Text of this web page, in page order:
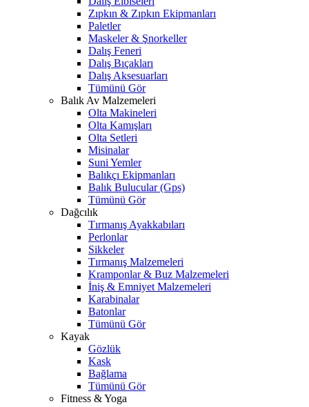
Zıpkın & Zıpkın Ekipmanları
Paletler
Maskeler & Şnorkeller
Dalış Feneri
Dalış Bıçakları
Dalış Aksesuarları
Tümünü Gör
Balık Av Malzemeleri
Olta Makineleri
Olta Kamışları
Olta Setleri
Misinalar
Suni Yemler
Balıkçı Ekipmanları
Balık Bulucular (Gps)
Tümünü Gör
Dağcılık
Tırmanış Ayakkabıları
Perlonlar
Sikkeler
Tırmanış Malzemeleri
Kramponlar & Buz Malzemeleri
İniş & Emniyet Malzemeleri
Karabinalar
Batonlar
Tümünü Gör
Kayak
Gözlük
Kask
Bağlama
Tümünü Gör
Fitness & Yoga